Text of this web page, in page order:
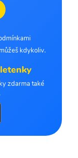
kdykoliv.
zdarma také